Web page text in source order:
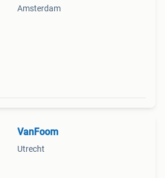
Amsterdam
VanFoom
Utrecht